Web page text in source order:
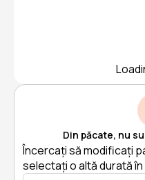
Din păcate, nu
Încercați să modificați
selectați o altă durată în